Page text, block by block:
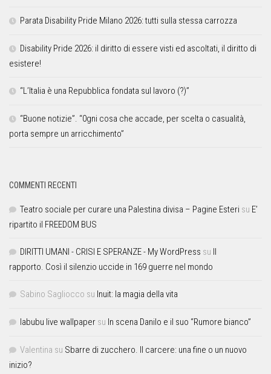
Parata Disability Pride Milano 2026: tutti sulla stessa carrozza
Disability Pride 2026: il diritto di essere visti ed ascoltati, il diritto di
esistere!
“L’Italia è una Repubblica fondata sul lavoro (?)”
“Buone notizie”. “0gni cosa che accade, per scelta o casualità,
porta sempre un arricchimento”
COMMENTI RECENTI
Teatro sociale per curare una Palestina divisa – Pagine Esteri su E’
ripartito il FREEDOM BUS
DIRITTI UMANI - CRISI E SPERANZE - My WordPress su
rapporto. Così il silenzio uccide in 169 guerre nel mondo
Sabino Sagliocco su Inuit: la magia della vita
labubu live wallpaper su In scena Danilo e il suo “Rumore bianco”
Valentina su Sbarre di zucchero. Il carcere: una fine o un nuovo
inizio?